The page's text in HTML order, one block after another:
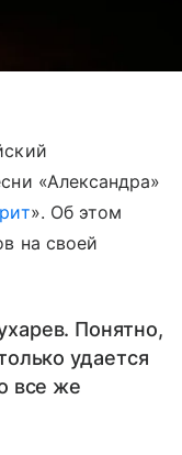
«Александра»
». Об этом
на своей
Понятно,
удается
все же